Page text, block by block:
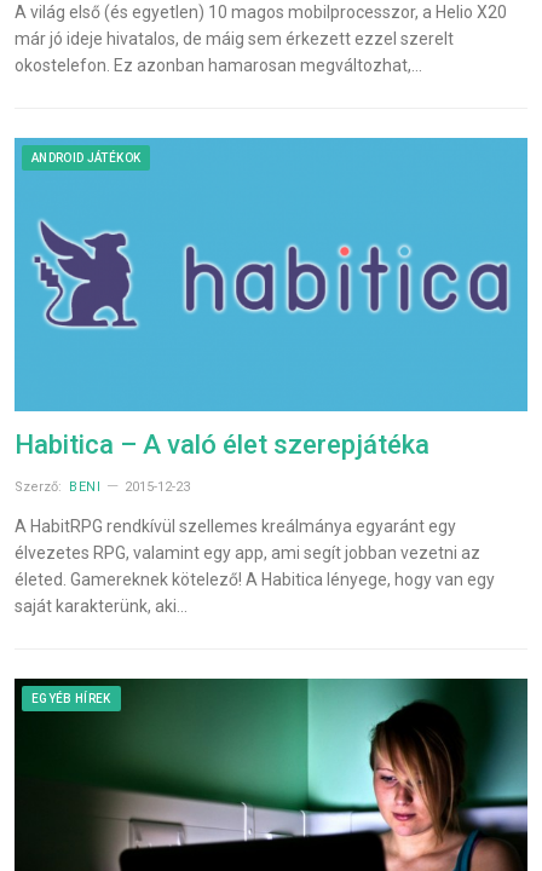
A világ első (és egyetlen) 10 magos mobilprocesszor, a Helio X20
már jó ideje hivatalos, de máig sem érkezett ezzel szerelt
okostelefon. Ez azonban hamarosan megváltozhat,…
ANDROID JÁTÉKOK
Habitica – A való élet szerepjátéka
Szerző: BENI 2015-12-23
A HabitRPG rendkívül szellemes kreálmánya egyaránt egy
élvezetes RPG, valamint egy app, ami segít jobban vezetni az
életed. Gamereknek kötelező! A Habitica lényege, hogy van egy
saját karakterünk, aki…
EGYÉB HÍREK